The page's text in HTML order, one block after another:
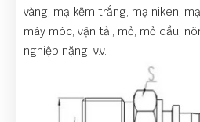
vàng, mạ kẽm trắng, mạ niken,
máy móc, vận tải, mỏ, mỏ dầu,
nghiệp nặng, v.v.